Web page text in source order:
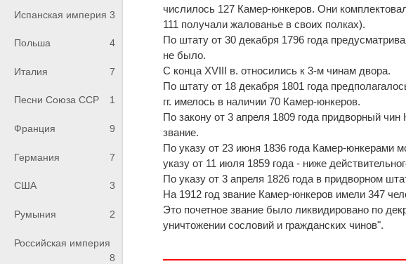
Испанская империя 3
Польша 4
Италия 7
Песни Союза ССР 1
Франция 9
Германия 7
США 3
Румыния 2
Российская империя
8
числилось 127 Камер-юнкеров. Они
111 получали жалованье в своих полках).
По штату от 30 декабря 1796 года
не было.
С конца XVIII в. относились к 3-м чинам двора.
По штату от 18 декабря 1801 года
гг. имелось в наличии 70 Камер-юнкеров.
По закону от 3 апреля 1809 года придворный
звание.
По указу от 23 июня 1836 года Камер-юнкерами
указу от 11 июля 1859 года - ниже
По указу от 3 апреля 1826 года в придворном
На 1912 год звание Камер-юнкеров имели 347
Это почетное звание было ликвидировано по
уничтожении сословий и гражданских чинов".